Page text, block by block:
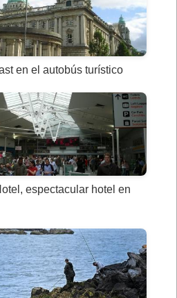
en el autobús turístico
espectacular hotel en